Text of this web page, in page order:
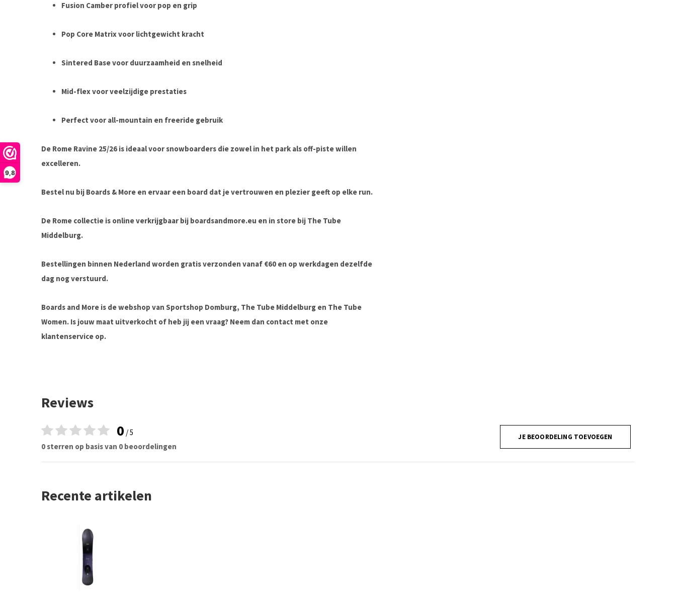
9,8
Fusion Camber profiel voor pop en grip
Pop Core Matrix voor lichtgewicht kracht
Sintered Base voor duurzaamheid en snelheid
Mid-flex voor veelzijdige prestaties
Perfect voor all-mountain en freeride gebruik
De Rome Ravine 25/26 is ideaal voor snowboarders die zowel in het park als off-piste willen
excelleren.
Bestel nu bij Boards & More en ervaar een board dat je vertrouwen en plezier geeft op elke run.
De Rome collectie is online verkrijgbaar bij boardsandmore.eu en in store bij The Tube
Middelburg.
Bestellingen binnen Nederland worden gratis verzonden vanaf €60 en op werkdagen dezelfde
dag nog verstuurd.
Boards and More is de webshop van Sportshop Domburg, The Tube Middelburg en The Tube
Women. Is jouw maat uitverkocht of heb jij een vraag? Neem dan contact met onze
klantenservice op.
Reviews
0 / 5
0 sterren op basis van 0 beoordelingen
JE BEOORDELING TOEVOEGEN
Recente artikelen